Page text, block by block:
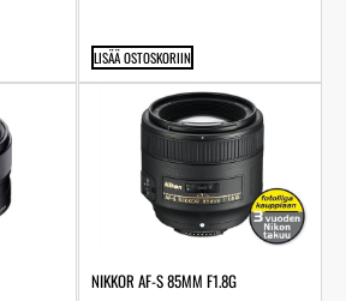
LISÄÄ OSTOSKORIIN
NIKKOR AF-S 85MM F1.8G